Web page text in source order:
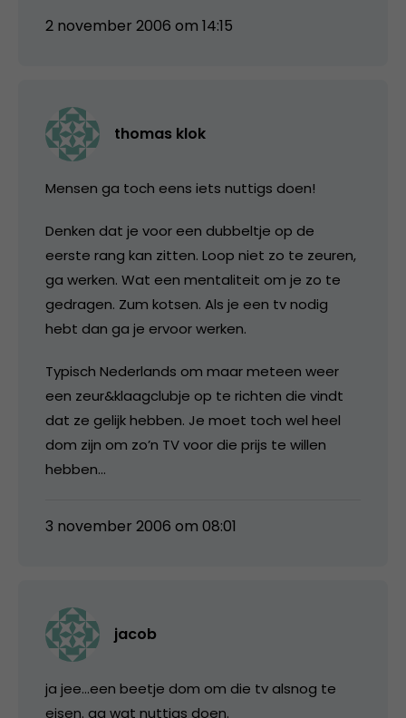
2 november 2006 om 14:15
thomas klok
Mensen ga toch eens iets nuttigs doen!
Denken dat je voor een dubbeltje op de
eerste rang kan zitten. Loop niet zo te zeuren,
ga werken. Wat een mentaliteit om je zo te
gedragen. Zum kotsen. Als je een tv nodig
hebt dan ga je ervoor werken.
Typisch Nederlands om maar meteen weer
een zeur&klaagclubje op te richten die vindt
dat ze gelijk hebben. Je moet toch wel heel
dom zijn om zo’n TV voor die prijs te willen
hebben…
3 november 2006 om 08:01
jacob
ja jee…een beetje dom om die tv alsnog te
eisen. ga wat nuttigs doen.